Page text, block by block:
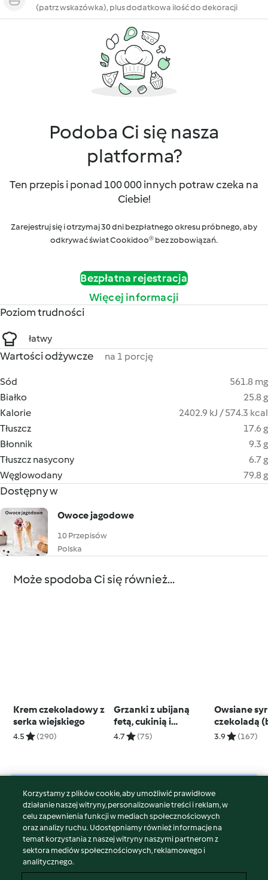
(patrz wskazówka), plus dodatkowa ilość do dekoracji
Podoba Ci się nasza
platforma?
Ten przepis i ponad 100 000 innych potraw czeka na
Ciebie!
Zarejestruj się i otrzymaj 30 dni bezpłatnego okresu próbnego, aby
odkrywać świat Cookidoo® bez zobowiązań.
Bezpłatna rejestracja
Więcej informacji
Poziom trudności
łatwy
Wartości odżywcze na 1 porcję
Sód
561.8 mg
Białko
25.8 g
Kalorie
2402.9 kJ / 574.3 kcal
Tłuszcz
17.6 g
Błonnik
9.3 g
Tłuszcz nasycony
6.7 g
Węglowodany
79.8 g
Dostępny w
Owoce jagodowe
10 Przepisów
Polska
Może spodoba Ci się również...
Krem czekoladowy z
serka wiejskiego
4.5 (290)
Grzanki z ubijaną
fetą, cukinią i
suszonymi
4.7 (75)
Owsiane
czekoladą
cukru)
3.9 (167)
© Copyright 2026
Warunki korzystania
Polityka prywatności
Disclaimer
Znak wydawcy
Korzystamy z plików cookie, aby umożliwić prawidłowe
działanie naszej witryny, personalizowanie treści i reklam, w
celu zapewnienia funkcji w mediach społecznościowych
oraz analizy ruchu. Udostępniamy również informacje na
temat korzystania z naszej witryny naszymi partnerom z
sektora mediów społecznościowych, reklamowego i
analitycznego.